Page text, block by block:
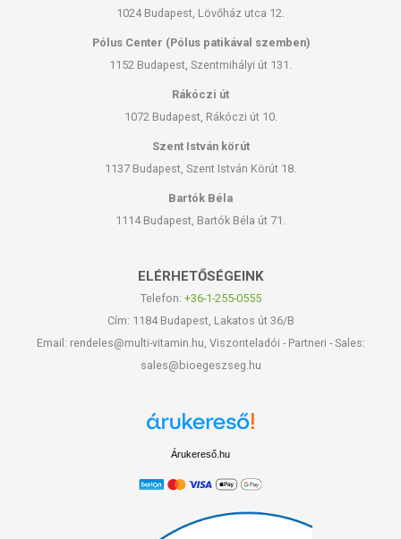
1024 Budapest, Lövőház utca 12.
Pólus Center (Pólus patikával szemben)
1152 Budapest, Szentmihályi út 131.
Rákóczi út
1072 Budapest, Rákóczi út 10.
Szent István körút
1137 Budapest, Szent István Körút 18.
Bartók Béla
1114 Budapest, Bartók Béla út 71.
ELÉRHETŐSÉGEINK
Telefon: +36-1-255-0555
Cím: 1184 Budapest, Lakatos út 36/B
Email: rendeles@multi-vitamin.hu, Viszonteladói - Partneri - Sales:
sales@bioegeszseg.hu
Árukereső.hu